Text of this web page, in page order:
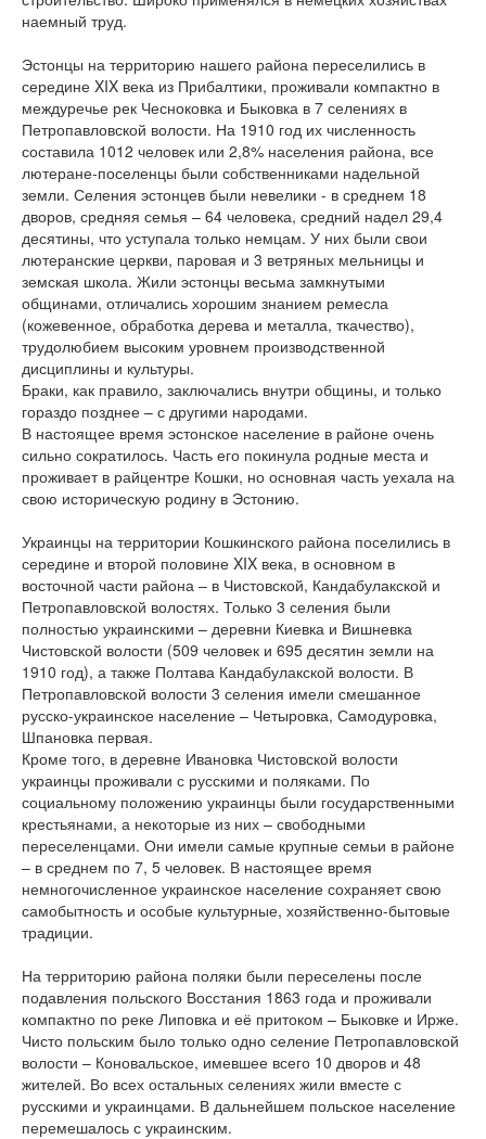
наемный труд.
Эстонцы на территорию нашего района переселились в
середине XIX века из Прибалтики, проживали компактно в
междуречье рек Чесноковка и Быковка в 7 селениях в
Петропавловской волости. На 1910 год их численность
составила 1012 человек или 2,8% населения района, все
лютеране-поселенцы были собственниками надельной
земли. Селения эстонцев были невелики - в среднем 18
дворов, средняя семья – 64 человека, средний надел 29,4
десятины, что уступала только немцам. У них были свои
лютеранские церкви, паровая и 3 ветряных мельницы и
земская школа. Жили эстонцы весьма замкнутыми
общинами, отличались хорошим знанием ремесла
(кожевенное, обработка дерева и металла, ткачество),
трудолюбием высоким уровнем производственной
дисциплины и культуры.
Браки, как правило, заключались внутри общины, и только
гораздо позднее – с другими народами.
В настоящее время эстонское население в районе очень
сильно сократилось. Часть его покинула родные места и
проживает в райцентре Кошки, но основная часть уехала на
свою историческую родину в Эстонию.
Украинцы на территории Кошкинского района поселились в
середине и второй половине XIX века, в основном в
восточной части района – в Чистовской, Кандабулакской и
Петропавловской волостях. Только 3 селения были
полностью украинскими – деревни Киевка и Вишневка
Чистовской волости (509 человек и 695 десятин земли на
1910 год), а также Полтава Кандабулакской волости. В
Петропавловской волости 3 селения имели смешанное
русско-украинское население – Четыровка, Самодуровка,
Шпановка первая.
Кроме того, в деревне Ивановка Чистовской волости
украинцы проживали с русскими и поляками. По
социальному положению украинцы были государственными
крестьянами, а некоторые из них – свободными
переселенцами. Они имели самые крупные семьи в районе
– в среднем по 7, 5 человек. В настоящее время
немногочисленное украинское население сохраняет свою
самобытность и особые культурные, хозяйственно-бытовые
традиции.
На территорию района поляки были переселены после
подавления польского Восстания 1863 года и проживали
компактно по реке Липовка и её притоком – Быковке и Ирже.
Чисто польским было только одно селение Петропавловской
волости – Коновальское, имевшее всего 10 дворов и 48
жителей. Во всех остальных селениях жили вместе с
русскими и украинцами. В дальнейшем польское население
перемешалось с украинским.